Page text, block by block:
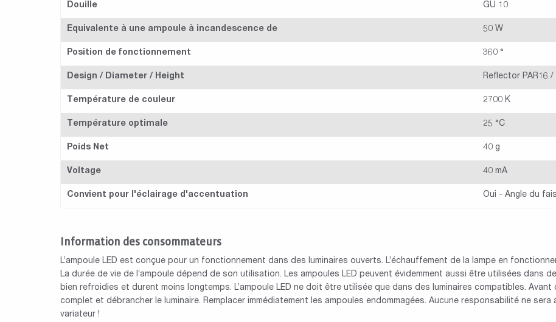
Douille GU 10
Equivalente à une ampoule à incandescence de 50 W
Position de fonctionnement 360 °
Design / Diameter / Height Reflector PAR16 /
Température de couleur 2700 K
Température optimale 25 °C
Poids Net 40 g
Voltage 40 mA
Convient pour l'éclairage d'accentuation Oui - Angle du
Information des consommateurs
L’ampoule LED est conçue pour un fonctionnement dans des luminaires ouverts. L’échauffement de la lampe en
La durée de vie de l’ampoule dépend de son utilisation. Les ampoules LED peuvent évidemment aussi être utilisées dans
bien refroidies et durent moins longtemps. L’ampoule LED ne doit être utilisée que dans des luminaires compatibles.
complet et débrancher le luminaire. Remplacer immédiatement les ampoules endommagées. Aucune responsabilité ne
variateur !